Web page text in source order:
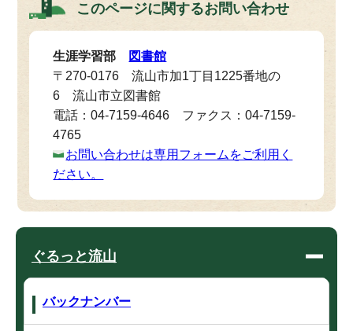
このページに関するお問い合わせ
生涯学習部
図書館
〒270-0176 流山市加1丁目1225番地の
6 流山市立図書館
電話：04-7159-4646 ファクス：04-7159-
4765
お問い合わせは専用フォームをご利用く
ださい。
ぐるっと流山
バックナンバー